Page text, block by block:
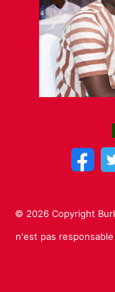
© 2026 Copyright
n'est pas